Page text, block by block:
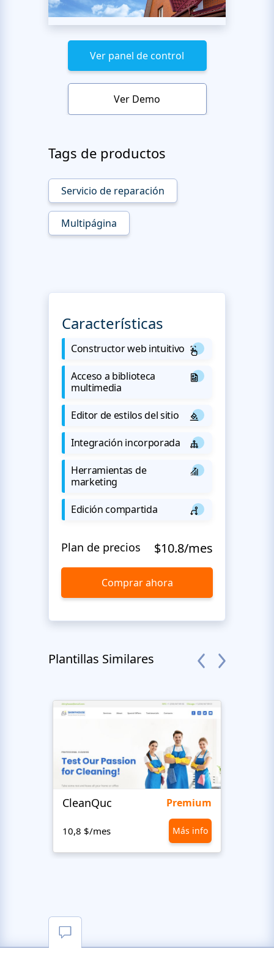
Ver panel de control
Ver Demo
Tags de productos
Servicio de reparación
Multipágina
Características
Constructor web intuitivo
Acceso a biblioteca
multimedia
Editor de estilos del sitio
Integración incorporada
Herramientas de
marketing
Edición compartida
Plan de precios $10.8/mes
Comprar ahora
Plantillas Similares
CleanQuc Premium
10,8 $/mes Más info